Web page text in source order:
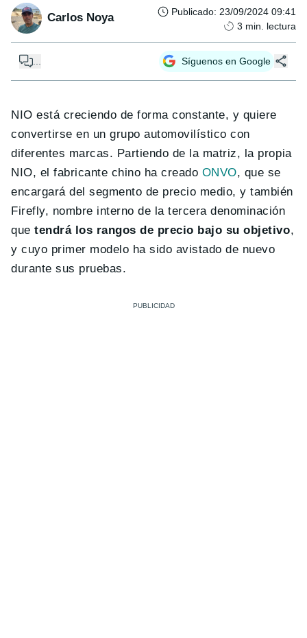
Carlos Noya Publicado: 23/09/2024 09:41
3 min. lectura
Síguenos en Google
NIO está creciendo de forma constante, y quiere
convertirse en un grupo automovilístico con
diferentes marcas. Partiendo de la matriz, la propia
NIO, el fabricante chino ha creado ONVO, que se
encargará del segmento de precio medio, y también
Firefly, nombre interno de la tercera denominación
quetendrá los rangos de precio bajo su objetivo,
y cuyo primer modelo ha sido avistado de nuevo
durante sus pruebas.